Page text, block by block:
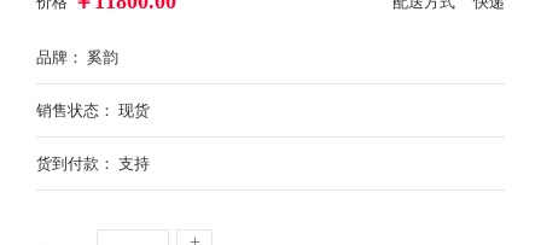
品牌： 奚韵
销售状态： 现货
货到付款： 支持